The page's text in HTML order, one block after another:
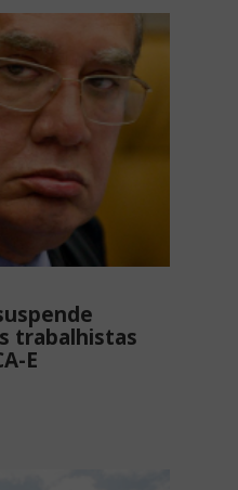
trabalhistas
E